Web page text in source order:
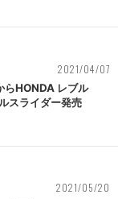
2021/04/07
らHONDA レブル
スライダー発売
2021/05/20